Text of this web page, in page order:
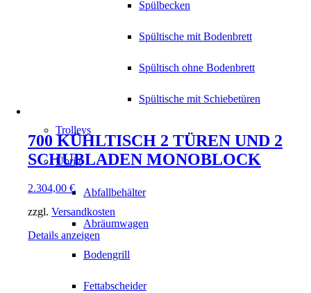
Spülbecken
Spültische mit Bodenbrett
Spültisch ohne Bodenbrett
Spültische mit Schiebetüren
Trolleys
Übrig
Abfallbehälter
Abräumwagen
Bodengrill
Fettabscheider
700 KÜHLTISCH 2 TÜREN UND 2
SCHUBLADEN MONOBLOCK
2.304,00 €
zzgl. Versandkosten
Details anzeigen